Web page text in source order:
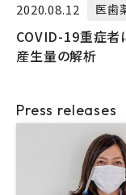
2020.08.12 医歯
COVID-19重症者
産生量の解析
Press releases